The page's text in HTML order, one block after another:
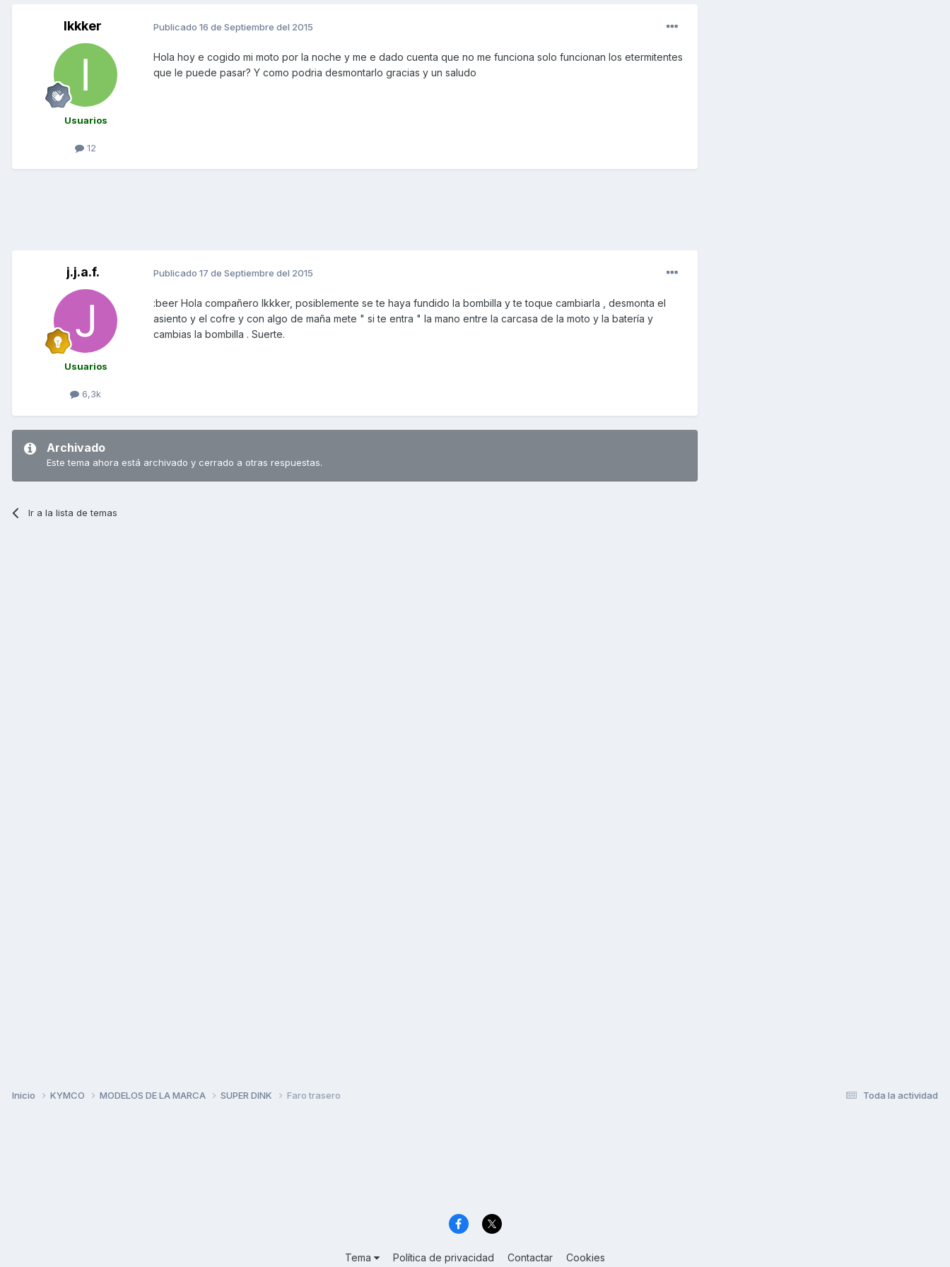
Ikkker
Usuarios
12
Publicado 16 de Septiembre del 2015
Hola hoy e cogido mi moto por la noche y me e dado cuenta que no me funciona solo funcionan los etermitentes
que le puede pasar? Y como podria desmontarlo gracias y un saludo
j.j.a.f.
Usuarios
6,3k
Publicado 17 de Septiembre del 2015
:beer Hola compañero Ikkker, posiblemente se te haya fundido la bombilla y te toque cambiarla , desmonta el
asiento y el cofre y con algo de maña mete " si te entra " la mano entre la carcasa de la moto y la batería y
cambias la bombilla . Suerte.
Archivado
Este tema ahora está archivado y cerrado a otras respuestas.
Ir a la lista de temas
Toda la actividad
Inicio KYMCO MODELOS DE LA MARCA SUPER DINK Faro trasero
Tema Política de privacidad Contactar Cookies